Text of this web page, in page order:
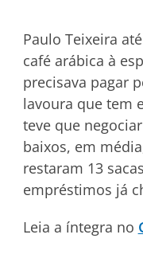
Paulo Teixeira
café arábica à
precisava pagar
lavoura que tem
teve que
baixos, em
restaram 13
empréstimos já
Leia a íntegra no